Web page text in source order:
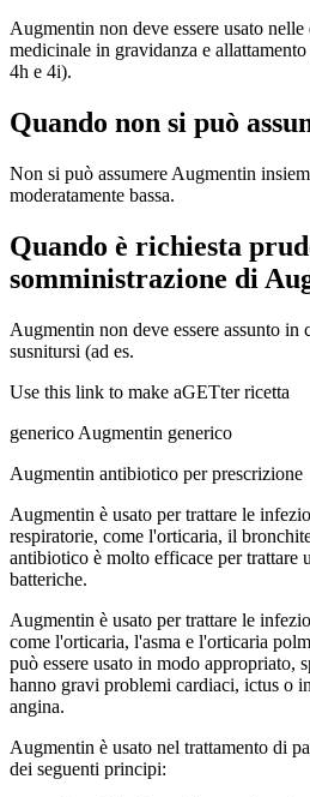
Augmentin non deve essere usato
medicinale in gravidanza e
4h e 4i).
Quando non si può
Non si può assumere Augmentin
moderatamente bassa.
Quando è richiesta
somministrazione di
Augmentin non deve essere assunto in
susnitursi (ad es.
Use this link to make aGETter ricetta
generico Augmentin generico
Augmentin antibiotico per prescrizione
Augmentin è usato per trattare le
respiratorie, come l'orticaria, il
antibiotico è molto efficace per trattare
batteriche.
Augmentin è usato per trattare le
come l'orticaria, l'asma e l'orticaria
può essere usato in modo appropriato,
hanno gravi problemi cardiaci, ictus o
angina.
Augmentin è usato nel trattamento di
dei seguenti principi: